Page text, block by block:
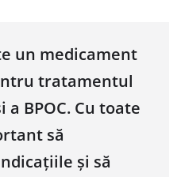
un medicament
tratamentul
BPOC. Cu toate
să
și să